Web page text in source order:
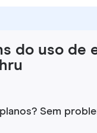
do uso de
Sem